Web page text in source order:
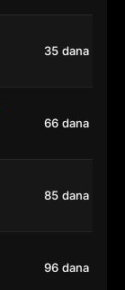
35 dana
66 dana
85 dana
96 dana